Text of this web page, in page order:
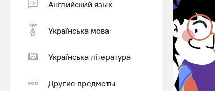
Английский язык
Українська мова
Українська література
Другие предметы